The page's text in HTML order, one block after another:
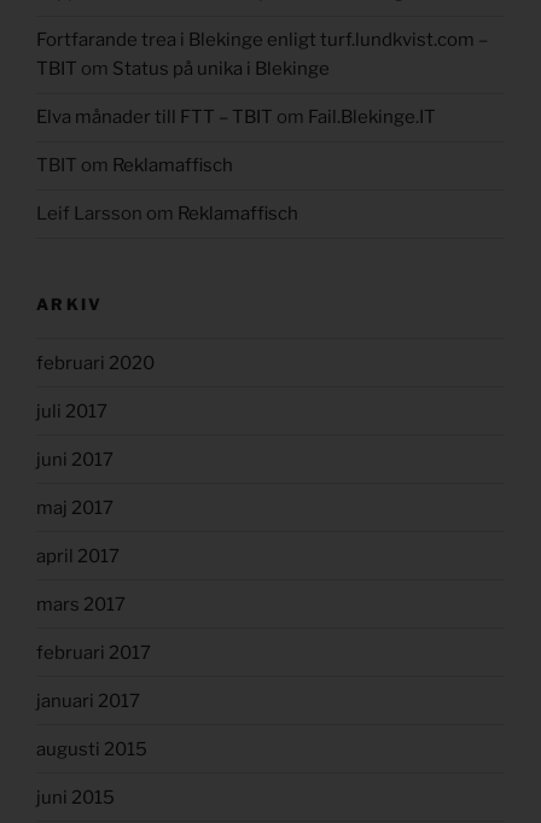
Fortfarande trea i Blekinge enligt turf.lundkvist.com –
TBIT om Status på unika i Blekinge
Elva månader till FTT – TBIT om Fail.Blekinge.IT
TBIT om Reklamaffisch
Leif Larsson om Reklamaffisch
ARKIV
februari 2020
juli 2017
juni 2017
maj 2017
april 2017
mars 2017
februari 2017
januari 2017
augusti 2015
juni 2015